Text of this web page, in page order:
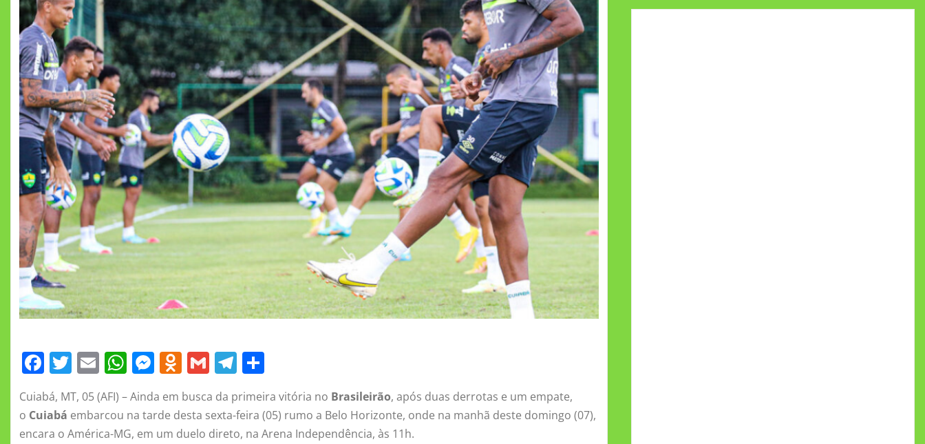
F
a
c
e
T
w
it
te
E
m
ai
l
W
h
at
s
M
ss
e
O
d
n
o
G
m
ai
l
T
el
e
gr
a
re
Cuiabá, MT, 05 (AFI) – Ainda em busca da primeira vitória no Brasileirão, após duas derrotas e um empate,
o Cuiabá embarcou na tarde desta sexta-feira (05) rumo a Belo Horizonte, onde na manhã deste domingo (07),
encara o América-MG, em um duelo direto, na Arena Independência, às 11h.